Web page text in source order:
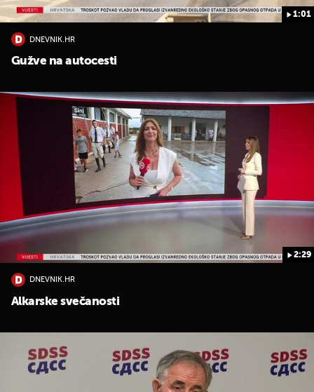
1:01
DNEVNIK.HR
Gužve na autocesti
2:29
DNEVNIK.HR
Alkarske svečanosti